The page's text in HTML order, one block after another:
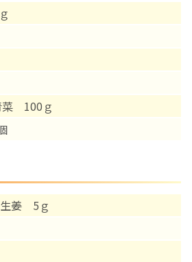
菜 100ｇ
姜 5ｇ
でさまざまな講座・クラス
当院での出産を希望される方へ
English Page